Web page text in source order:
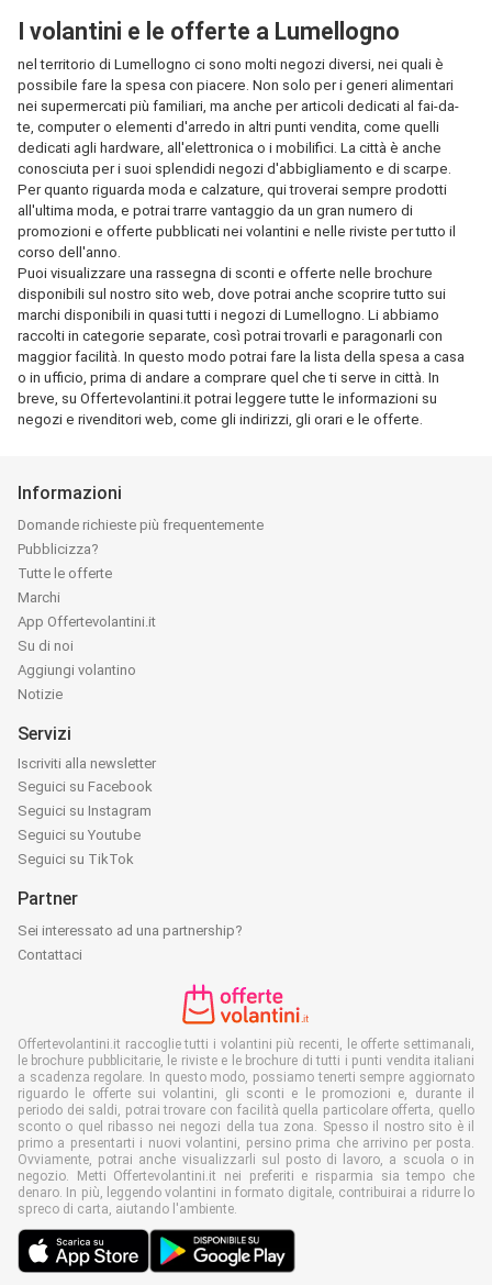
I volantini e le offerte a Lumellogno
nel territorio di Lumellogno ci sono molti negozi diversi, nei quali è
possibile fare la spesa con piacere. Non solo per i generi alimentari
nei supermercati più familiari, ma anche per articoli dedicati al fai-da-
te, computer o elementi d'arredo in altri punti vendita, come quelli
dedicati agli hardware, all'elettronica o i mobilifici. La città è anche
conosciuta per i suoi splendidi negozi d'abbigliamento e di scarpe.
Per quanto riguarda moda e calzature, qui troverai sempre prodotti
all'ultima moda, e potrai trarre vantaggio da un gran numero di
promozioni e offerte pubblicati nei volantini e nelle riviste per tutto il
corso dell'anno.
Puoi visualizzare una rassegna di sconti e offerte nelle brochure
disponibili sul nostro sito web, dove potrai anche scoprire tutto sui
marchi disponibili in quasi tutti i negozi di Lumellogno. Li abbiamo
raccolti in categorie separate, così potrai trovarli e paragonarli con
maggior facilità. In questo modo potrai fare la lista della spesa a casa
o in ufficio, prima di andare a comprare quel che ti serve in città. In
breve, su Offertevolantini.it potrai leggere tutte le informazioni su
negozi e rivenditori web, come gli indirizzi, gli orari e le offerte.
Informazioni
Domande richieste più frequentemente
Pubblicizza?
Tutte le offerte
Marchi
App Offertevolantini.it
Su di noi
Aggiungi volantino
Notizie
Servizi
Iscriviti alla newsletter
Seguici su Facebook
Seguici su Instagram
Seguici su Youtube
Seguici su TikTok
Partner
Sei interessato ad una partnership?
Contattaci
Offertevolantini.it raccoglie tutti i volantini più recenti, le offerte settimanali,
le brochure pubblicitarie, le riviste e le brochure di tutti i punti vendita italiani
a scadenza regolare. In questo modo, possiamo tenerti sempre aggiornato
riguardo le offerte sui volantini, gli sconti e le promozioni e, durante il
periodo dei saldi, potrai trovare con facilità quella particolare offerta, quello
sconto o quel ribasso nei negozi della tua zona. Spesso il nostro sito è il
primo a presentarti i nuovi volantini, persino prima che arrivino per posta.
Ovviamente, potrai anche visualizzarli sul posto di lavoro, a scuola o in
negozio. Metti Offertevolantini.it nei preferiti e risparmia sia tempo che
denaro. In più, leggendo volantini in formato digitale, contribuirai a ridurre lo
spreco di carta, aiutando l'ambiente.